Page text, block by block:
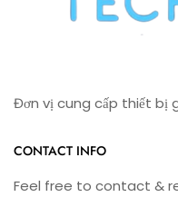
Đơn vị cung cấp thiết bị
CONTACT INFO
Feel free to contact &